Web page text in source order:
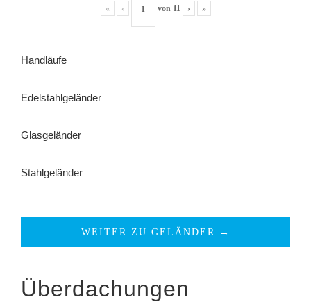
« ‹ von 11 › »
Handläufe
Edelstahlgeländer
Glasgeländer
Stahlgeländer
WEITER ZU GELÄNDER →
Überdachungen